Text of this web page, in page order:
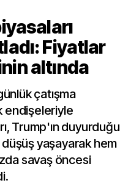
Fiyatlar
altında
çatışma
endişeleriyle
Trump'ın duyurduğu
yaşayarak hem
savaş öncesi